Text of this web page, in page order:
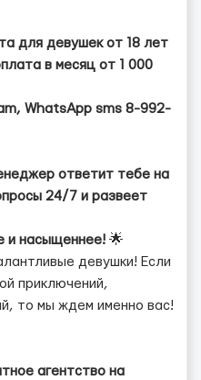
для девушек от 18 лет
в месяц от 1 000
WhatsApp sms 8-992-
ответит тебе на
24/7 и развеет
и насыщеннее! 🌟
девушки! Если
приключений,
то мы ждем именно вас!
агентство на